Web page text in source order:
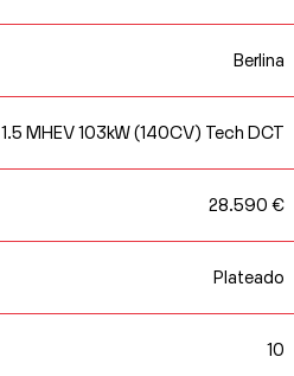
Berlina
1.5 MHEV 103kW (140CV) Tech DCT
28.590 €
Plateado
10